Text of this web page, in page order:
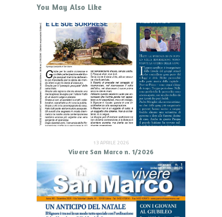
You May Also Like
13 APRILE 2026
Vivere San Marco n. 1/2026